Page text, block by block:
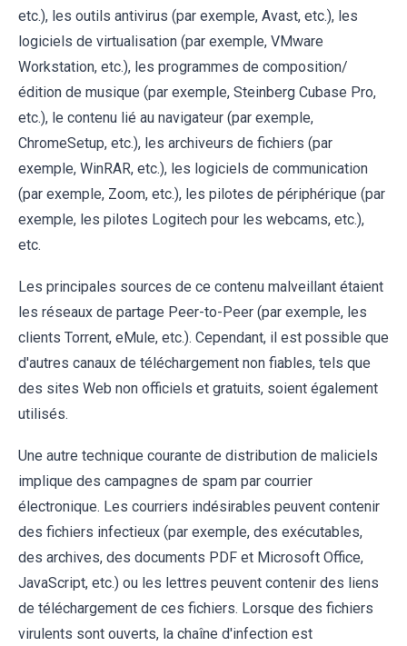
etc.), les outils antivirus (par exemple, Avast, etc.), les
logiciels de virtualisation (par exemple, VMware
Workstation, etc.), les programmes de composition/
édition de musique (par exemple, Steinberg Cubase Pro,
etc.), le contenu lié au navigateur (par exemple,
ChromeSetup, etc.), les archiveurs de fichiers (par
exemple, WinRAR, etc.), les logiciels de communication
(par exemple, Zoom, etc.), les pilotes de périphérique (par
exemple, les pilotes Logitech pour les webcams, etc.),
etc.
Les principales sources de ce contenu malveillant étaient
les réseaux de partage Peer-to-Peer (par exemple, les
clients Torrent, eMule, etc.). Cependant, il est possible que
d'autres canaux de téléchargement non fiables, tels que
des sites Web non officiels et gratuits, soient également
utilisés.
Une autre technique courante de distribution de maliciels
implique des campagnes de spam par courrier
électronique. Les courriers indésirables peuvent contenir
des fichiers infectieux (par exemple, des exécutables,
des archives, des documents PDF et Microsoft Office,
JavaScript, etc.) ou les lettres peuvent contenir des liens
de téléchargement de ces fichiers. Lorsque des fichiers
virulents sont ouverts, la chaîne d'infection est